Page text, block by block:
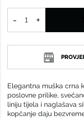
Elegantna muška crna
poslovne prilike,
liniju tijela i naglašava
kopčanje daju